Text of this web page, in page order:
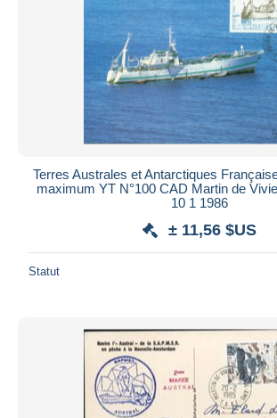
Terres Australes et Antarctiques
maximum YT N°100 CAD Martin de
10 1 1986
± 11,56 $US
Statut